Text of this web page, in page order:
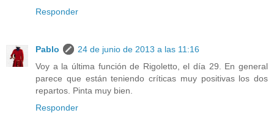
Responder
Pablo
24 de junio de 2013 a las 11:16
Voy a la última función de Rigoletto, el día 29. En general
parece que están teniendo críticas muy positivas los dos
repartos. Pinta muy bien.
Responder